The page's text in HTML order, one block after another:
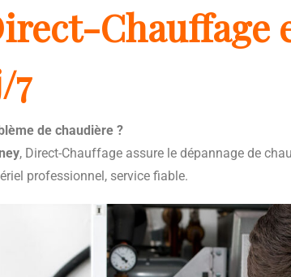
Chauffage
7
de chaudière ?
, Direct-Chauffage assure le dépannage de
professionnel, service fiable.